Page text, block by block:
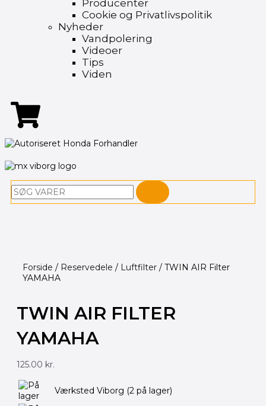
Producenter
Cookie og Privatlivspolitik
Nyheder
Vandpolering
Videoer
Tips
Viden
Søg
Forside / Reservedele / Luftfilter / TWIN AIR Filter
YAMAHA
TWIN AIR FILTER
YAMAHA
125.00 kr.
Værksted Viborg (2 på lager)
TWIN
AIR